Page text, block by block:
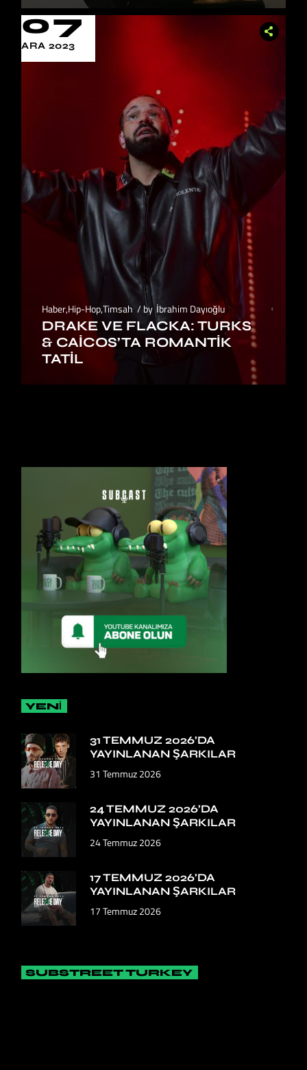
07
ARA 2023
Haber,Hip-Hop,Timsah by İbrahim Dayıoğlu
DRAKE VE FLACKA: TURKS
& CAICOS’TA ROMANTIK
TATIL
YENİ
31 TEMMUZ 2026’DA
YAYINLANAN ŞARKILAR
31 Temmuz 2026
24 TEMMUZ 2026’DA
YAYINLANAN ŞARKILAR
24 Temmuz 2026
17 TEMMUZ 2026’DA
YAYINLANAN ŞARKILAR
17 Temmuz 2026
SUBSTREET TURKEY